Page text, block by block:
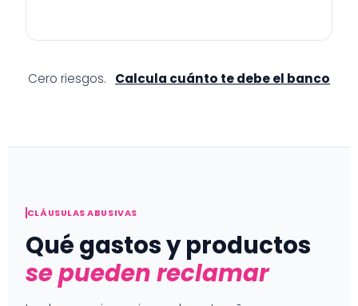
Cero riesgos. Calcula cuánto te debe el banco
CLÁUSULAS ABUSIVAS
Qué gastos y productos
se pueden reclamar